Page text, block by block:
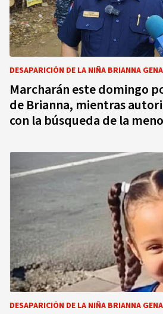
DESAPARICIÓN DE LA NIÑA BRIANNA
Marcharán este domingo
de Brianna, mientras
con la búsqueda de la
DESAPARICIÓN DE LA NIÑA BRIANNA